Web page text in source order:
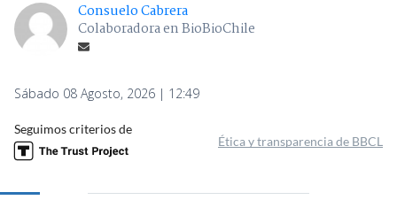
Consuelo Cabrera
Colaboradora en BioBioChile
Sábado 08 Agosto, 2026 | 12:49
Seguimos criterios de
Ética y transparencia de BBCL